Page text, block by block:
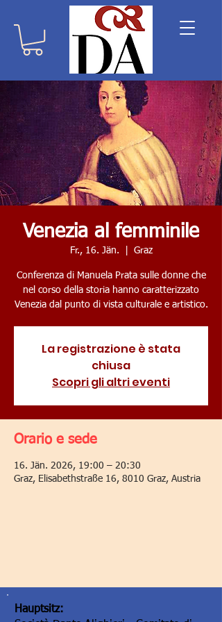
Venezia al femminile
Fr., 16. Jän. Graz
Conferenza di Manuela Prata sulle donne che
nel corso della storia hanno caratterizzato
Venezia dal punto di vista culturale e artistico.
La registrazione è stata
chiusa
Scopri gli altri eventi
Orario e sede
16. Jän. 2026, 19:00 – 20:30
Graz, Elisabethstraße 16, 8010 Graz, Austria
Hauptsitz: